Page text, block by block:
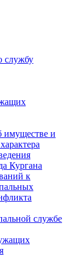
службу
имуществе и
Кургана
к
службе